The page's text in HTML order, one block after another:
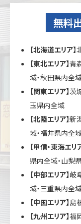
無料
【北海道エリア】
【東北エリア】青
域・秋田県内全
【関東エリア】茨
玉県内全域
【北陸エリア】新
域・福井県内全
【甲信・東海エリ
県内全域・山梨
【中部エリア】岐
域・三重県内全
【中国エリア】島
【九州エリア】福